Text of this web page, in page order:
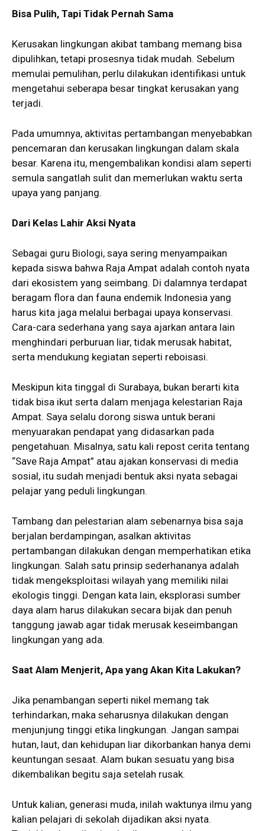
Bisa Pulih, Tapi Tidak Pernah Sama
Kerusakan lingkungan akibat tambang memang bisa
dipulihkan, tetapi prosesnya tidak mudah. Sebelum
memulai pemulihan, perlu dilakukan identifikasi untuk
mengetahui seberapa besar tingkat kerusakan yang
terjadi.
Pada umumnya, aktivitas pertambangan menyebabkan
pencemaran dan kerusakan lingkungan dalam skala
besar. Karena itu, mengembalikan kondisi alam seperti
semula sangatlah sulit dan memerlukan waktu serta
upaya yang panjang.
Dari Kelas Lahir Aksi Nyata
Sebagai guru Biologi, saya sering menyampaikan
kepada siswa bahwa Raja Ampat adalah contoh nyata
dari ekosistem yang seimbang. Di dalamnya terdapat
beragam flora dan fauna endemik Indonesia yang
harus kita jaga melalui berbagai upaya konservasi.
Cara-cara sederhana yang saya ajarkan antara lain
menghindari perburuan liar, tidak merusak habitat,
serta mendukung kegiatan seperti reboisasi.
Meskipun kita tinggal di Surabaya, bukan berarti kita
tidak bisa ikut serta dalam menjaga kelestarian Raja
Ampat. Saya selalu dorong siswa untuk berani
menyuarakan pendapat yang didasarkan pada
pengetahuan. Misalnya, satu kali repost cerita tentang
“Save Raja Ampat” atau ajakan konservasi di media
sosial, itu sudah menjadi bentuk aksi nyata sebagai
pelajar yang peduli lingkungan.
Tambang dan pelestarian alam sebenarnya bisa saja
berjalan berdampingan, asalkan aktivitas
pertambangan dilakukan dengan memperhatikan etika
lingkungan. Salah satu prinsip sederhananya adalah
tidak mengeksploitasi wilayah yang memiliki nilai
ekologis tinggi. Dengan kata lain, eksplorasi sumber
daya alam harus dilakukan secara bijak dan penuh
tanggung jawab agar tidak merusak keseimbangan
lingkungan yang ada.
Saat Alam Menjerit, Apa yang Akan Kita Lakukan?
Jika penambangan seperti nikel memang tak
terhindarkan, maka seharusnya dilakukan dengan
menjunjung tinggi etika lingkungan. Jangan sampai
hutan, laut, dan kehidupan liar dikorbankan hanya demi
keuntungan sesaat. Alam bukan sesuatu yang bisa
dikembalikan begitu saja setelah rusak.
Untuk kalian, generasi muda, inilah waktunya ilmu yang
kalian pelajari di sekolah dijadikan aksi nyata.